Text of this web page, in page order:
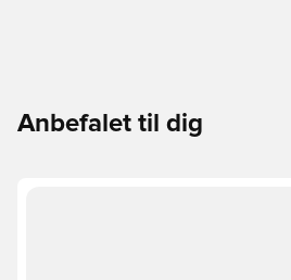
Anbefalet til dig